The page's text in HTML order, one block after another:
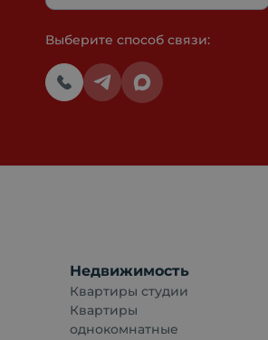
Выберите способ связи:
Недвижимость
Квартиры студии
Квартиры
однокомнатные